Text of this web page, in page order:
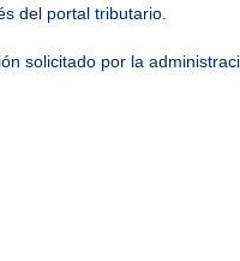
del portal tributario.
solicitado por la